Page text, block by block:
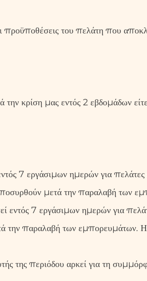
προϋποθέσεις του πελάτη που
κρίση μας εντός 2 εβδομάδων
7 εργάσιμων ημερών για
μετά την παραλαβή των
εντός 7 εργάσιμων ημερών για
την παραλαβή των εμπορευμάτων. Η
της περιόδου αρκεί για τη